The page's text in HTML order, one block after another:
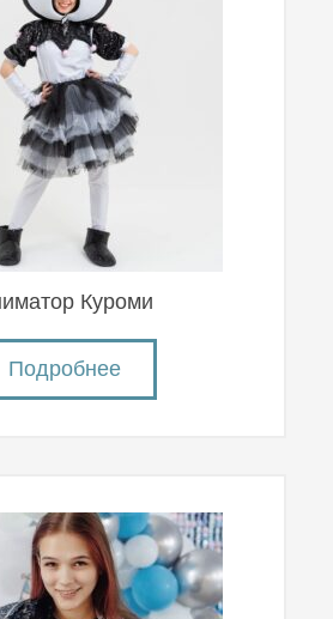
Куроми
Подробнее